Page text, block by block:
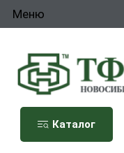
Меню
Каталог